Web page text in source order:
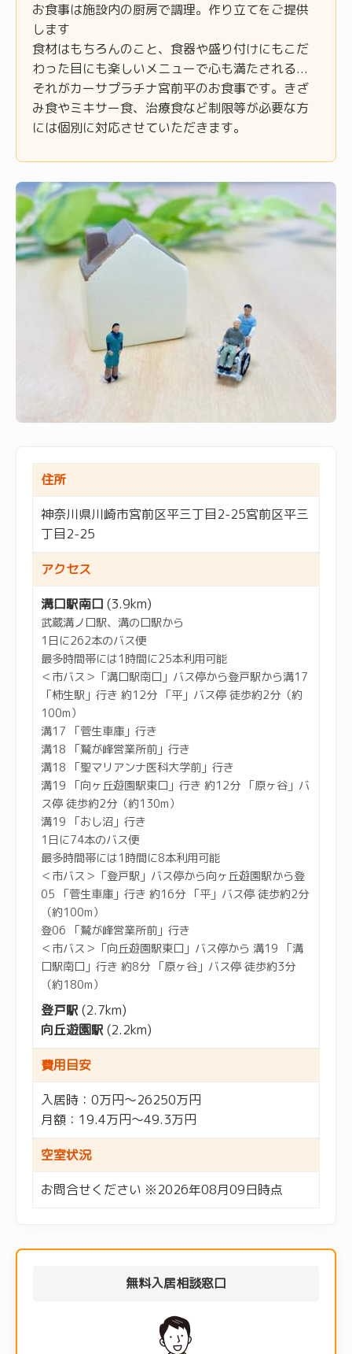
お食事は施設内の厨房で調理。作り立てをご提供
します
食材はもちろんのこと、食器や盛り付けにもこだ
わった目にも楽しいメニューで心も満たされる...
それがカーサプラチナ宮前平のお食事です。きざ
み食やミキサー食、治療食など制限等が必要な方
には個別に対応させていただきます。
住所
神奈川県川崎市宮前区平三丁目2-25宮前区平三
丁目2-25
アクセス
溝口駅南口 (3.9km)
武蔵溝ノ口駅、溝の口駅から
1日に262本のバス便
最多時間帯には1時間に25本利用可能
＜市バス＞「溝口駅南口」バス停から登戸駅から溝17
「柿生駅」行き 約12分 「平」バス停 徒歩約2分（約
100m）
溝17 「菅生車庫」行き
溝18 「鷲が峰営業所前」行き
溝18 「聖マリアンナ医科大学前」行き
溝19 「向ヶ丘遊園駅東口」行き 約12分 「原ヶ谷」バ
ス停 徒歩約2分（約130m）
溝19 「おし沼」行き
1日に74本のバス便
最多時間帯には1時間に8本利用可能
＜市バス＞「登戸駅」バス停から向ヶ丘遊園駅から登
05 「菅生車庫」行き 約16分 「平」バス停 徒歩約2分
（約100m）
登06 「鷲が峰営業所前」行き
＜市バス＞「向丘遊園駅東口」バス停から 溝19 「溝
口駅南口」行き 約8分 「原ヶ谷」バス停 徒歩約3分
（約180m）
登戸駅 (2.7km)
向丘遊園駅 (2.2km)
費用目安
入居時：0万円～26250万円
月額：19.4万円～49.3万円
空室状況
お問合せください ※2026年08月09日時点
無料入居相談窓口